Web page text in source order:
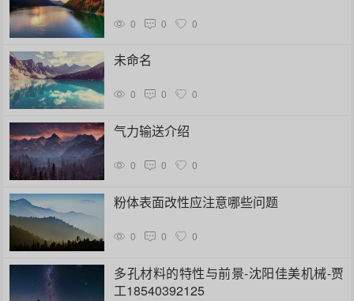
0 0 0
未命名
0 0 0
气力输送介绍
0 0 0
粉体表面改性应注意哪些问题
0 0 0
多孔材料的特性与前景-沈阳佳美机械-贾
工18540392125